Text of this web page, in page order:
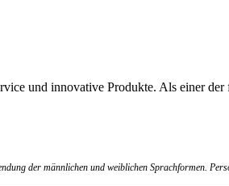
und innovative Produkte. Als einer
der männlichen und weiblichen Sprachformen.